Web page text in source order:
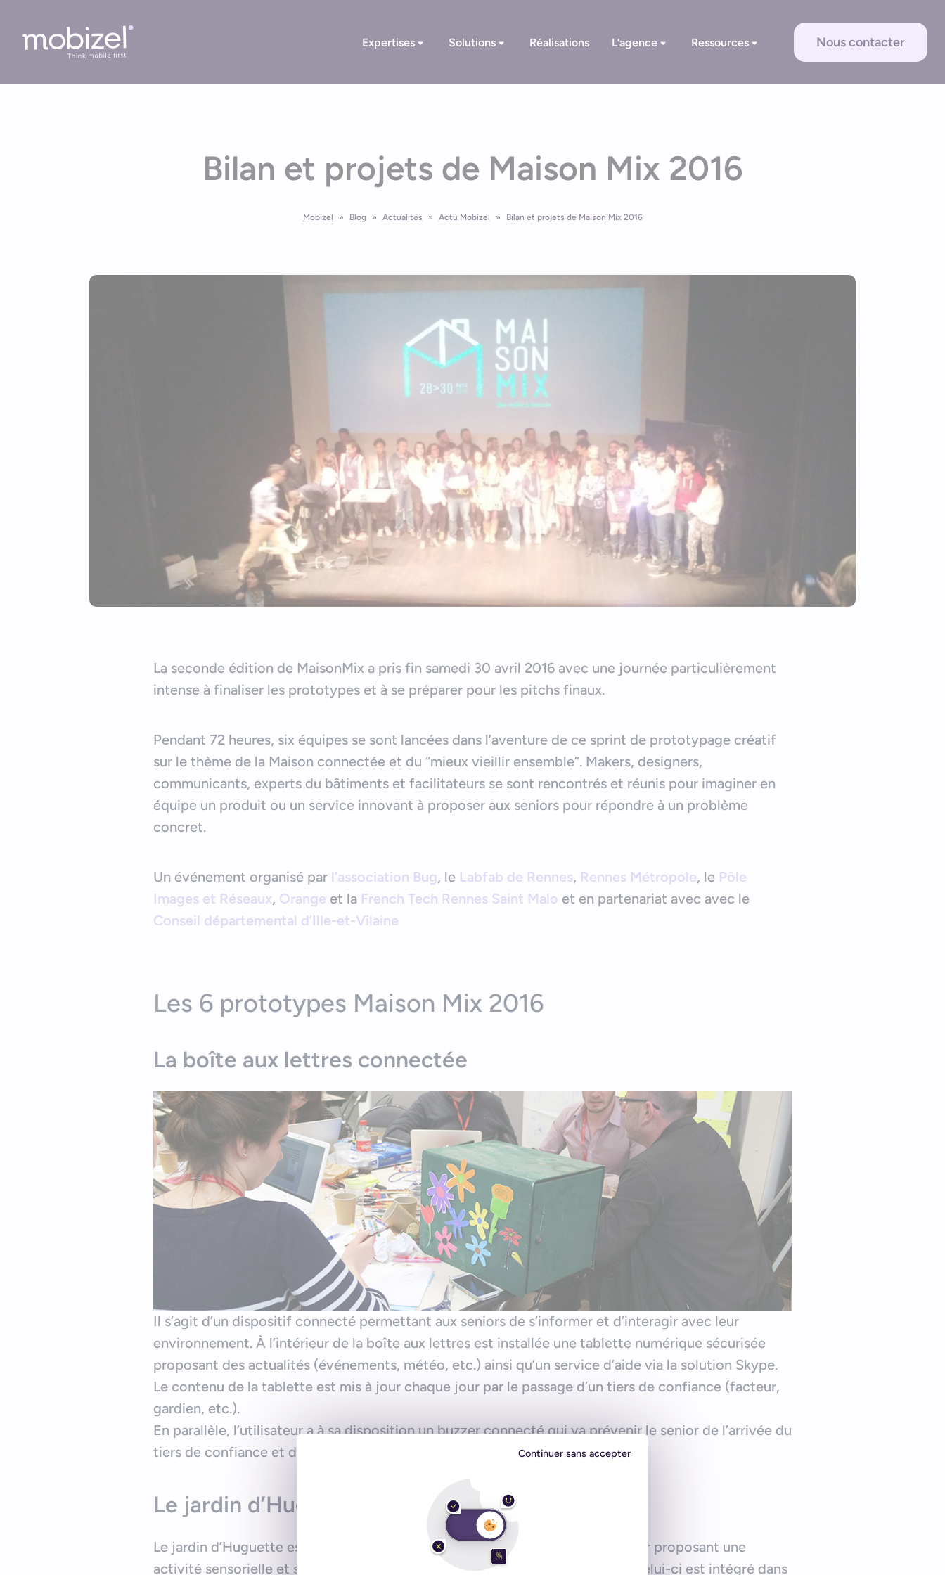
Continuer sans accepter
Expertises Solutions Réalisations L’agence Ressources Nous contacter
Bilan et projets de Maison Mix 2016
Mobizel » Blog » Actualités » Actu Mobizel » Bilan et projets de Maison Mix 2016
La seconde édition de MaisonMix a pris fin samedi 30 avril 2016 avec une journée particulièrement
intense à finaliser les prototypes et à se préparer pour les pitchs finaux.
Pendant 72 heures, six équipes se sont lancées dans l’aventure de ce sprint de prototypage créatif
sur le thème de la Maison connectée et du “mieux vieillir ensemble”. Makers, designers,
communicants, experts du bâtiments et facilitateurs se sont rencontrés et réunis pour imaginer en
équipe un produit ou un service innovant à proposer aux seniors pour répondre à un problème
concret.
Un événement organisé par l’association Bug, le Labfab de Rennes, Rennes Métropole, le Pôle
Images et Réseaux, Orange et la French Tech Rennes Saint Malo et en partenariat avec avec le
Conseil départemental d’Ille-et-Vilaine
Les 6 prototypes Maison Mix 2016
La boîte aux lettres connectée
Il s’agit d’un dispositif connecté permettant aux seniors de s’informer et d’interagir avec leur
environnement. À l’intérieur de la boîte aux lettres est installée une tablette numérique sécurisée
proposant des actualités (événements, météo, etc.) ainsi qu’un service d’aide via la solution Skype.
Le contenu de la tablette est mis à jour chaque jour par le passage d’un tiers de confiance (facteur,
gardien, etc.).
En parallèle, l’utilisateur a à sa disposition un buzzer connecté qui va prévenir le senior de l’arrivée du
tiers de confiance et d’interagir avec lui.
Le jardin d’Huguette
Le jardin d’Huguette est un projet visant à rendre les seniors plus actifs en leur proposant une
activité sensorielle et stimulante : un jardin mobile, accessible et connecté. Celui-ci est intégré dans